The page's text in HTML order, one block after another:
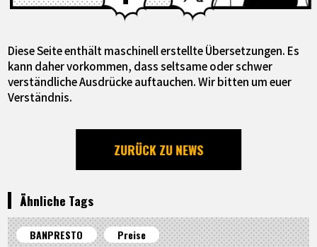
Diese Seite enthält maschinell erstellte Übersetzungen. Es
kann daher vorkommen, dass seltsame oder schwer
verständliche Ausdrücke auftauchen. Wir bitten um euer
Verständnis.
ZURÜCK ZU NEWS
Ähnliche Tags
BANPRESTO Preise